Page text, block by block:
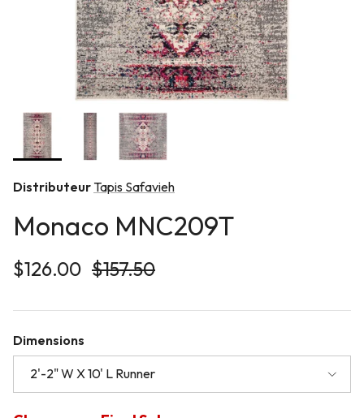
Distributeur Tapis Safavieh
Monaco MNC209T
Prix soldé
$126.00 Prix habituel
$157.50
Dimensions
2'-2" W X 10' L Runner